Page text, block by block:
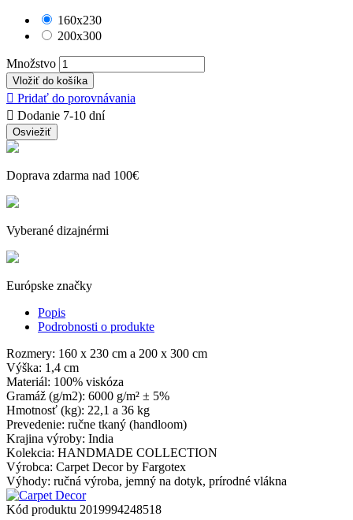
160x230
200x300
Množstvo
Vložiť do košíka
 Pridať do porovnávania
 Dodanie 7-10 dní
Doprava zdarma nad 100€
Vyberané dizajnérmi
Európske značky
Popis
Podrobnosti o produkte
Rozmery: 160 x 230 cm a 200 x 300 cm
Výška: 1,4 cm
Materiál: 100% viskóza
Gramáž (g/m2): 6000 g/m² ± 5%
Hmotnosť (kg): 22,1 a 36 kg
Prevedenie: ručne tkaný (handloom)
Krajina výroby: India
Kolekcia: HANDMADE COLLECTION
Výrobca: Carpet Decor by Fargotex
Výhody: ručná výroba, jemný na dotyk, prírodné vlákna
Kód produktu 2019994248518